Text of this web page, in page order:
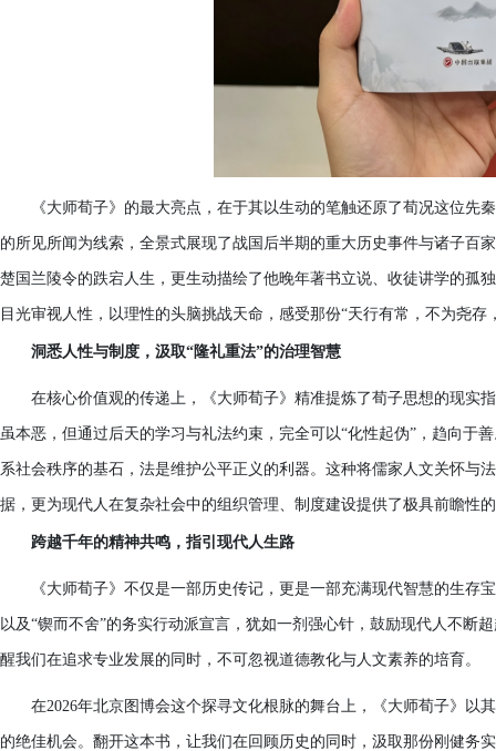
《大师荀子》的最大亮点，在于其以生动的笔触还原了荀况这位
的所见所闻为线索，全景式展现了战国后半期的重大历史事件与诸子百
楚国兰陵令的跌宕人生，更生动描绘了他晚年著书立说、收徒讲学的孤
目光审视人性，以理性的头脑挑战天命，感受那份“天行有常，不为尧存
洞悉人性与制度，汲取“隆礼重法”的治理智慧
在核心价值观的传递上，《大师荀子》精准提炼了荀子思想的现实
虽本恶，但通过后天的学习与礼法约束，完全可以“化性起伪”，趋向
系社会秩序的基石，法是维护公平正义的利器。这种将儒家人文关怀与
据，更为现代人在复杂社会中的组织管理、制度建设提供了极具前瞻性
跨越千年的精神共鸣，指引现代人生路
《大师荀子》不仅是一部历史传记，更是一部充满现代智慧的生存
以及“锲而不舍”的务实行动派宣言，犹如一剂强心针，鼓励现代人不断
醒我们在追求专业发展的同时，不可忽视道德教化与人文素养的培育。
在2026年北京图博会这个探寻文化根脉的舞台上，《大师荀子》以
的绝佳机会。翻开这本书，让我们在回顾历史的同时，汲取那份刚健务